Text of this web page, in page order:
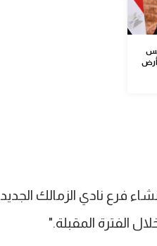
أرض
فرع نادي الزمالك الجديد
الفترة المقبلة."